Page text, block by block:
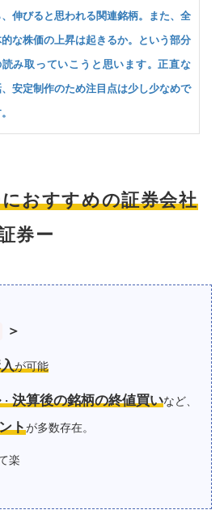
、伸びると思われる関連銘柄。また、全
な株価の上昇は起きるか。という部分
読み取っていこうと思います。正直な
安定制作のため注目点は少し少なめで
おすすめの証券会社
券ー
＞
が可能
・決算後の銘柄の終値買いなど、
トが多数存在。
楽